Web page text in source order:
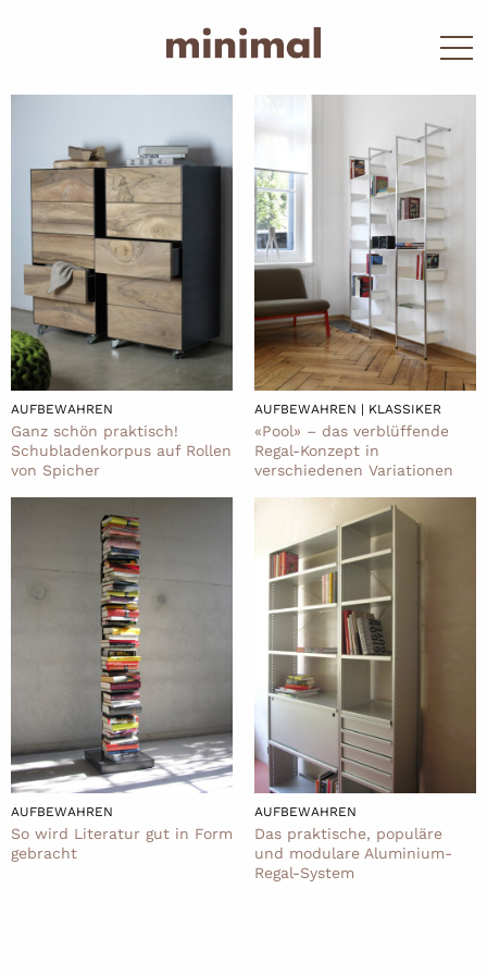
AUFBEWAHREN
Ganz schön praktisch!
Schubladenkorpus auf Rollen
von Spicher
AUFBEWAHREN | KLASSIKER
«Pool» – das verblüffende
Regal-Konzept in
verschiedenen Variationen
AUFBEWAHREN
So wird Literatur gut in Form
gebracht
AUFBEWAHREN
Das praktische, populäre
und modulare Aluminium-
Regal-System